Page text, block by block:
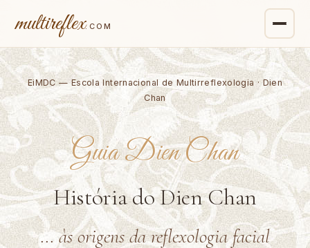
multireflex.COM
EiMDC — Escola Internacional de Multirreflexologia · Dien
Chan
Guia Dien Chan
História do Dien Chan
... às origens da reflexologia facial